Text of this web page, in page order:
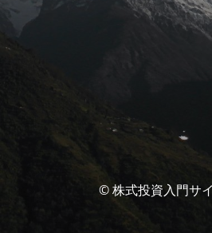
© 株式投資入門サ